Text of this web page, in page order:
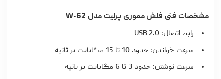
مشخصات فنی فلش مموری پرلیت مدل W-62
رابط اتصال: USB 2.0
سرعت خواندن: حدود 10 تا 15 مگابایت بر ثانیه
سرعت نوشتن: حدود 3 تا 6 مگابایت بر ثانیه